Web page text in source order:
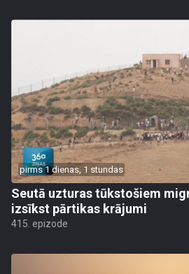
pirms 1 dienas, 1 stundas
Seutā uzturas tūkstošiem
izsīkst pārtikas krājumi
415. epizode